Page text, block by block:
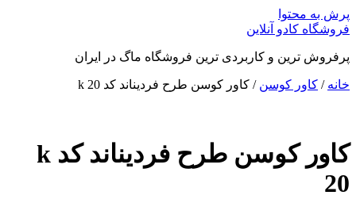
پرش به محتوا
فروشگاه کادو آنلاین
پرفروش ترین و کاربردی ترین فروشگاه ماگ در ایران
خانه / کاور کوسن / کاور کوسن طرح فردیناند کد k 20
کاور کوسن طرح فردیناند کد k
20